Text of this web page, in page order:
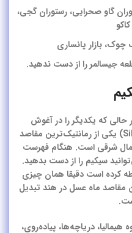
گاو صحرایی، رستوران گجی،
بازار پانساری
جیسالمر را از دست ندهید.
حالی که یکدیگر را در آغوش
مقاصد
شرقی است. هنگام فهرست
سیکیم را از دست بدهید.
کرده است دقیقا همان چیزی
مقاصد ماه عسل در هند تبدیل
دریاچه‌ها، پیاده‌روی،